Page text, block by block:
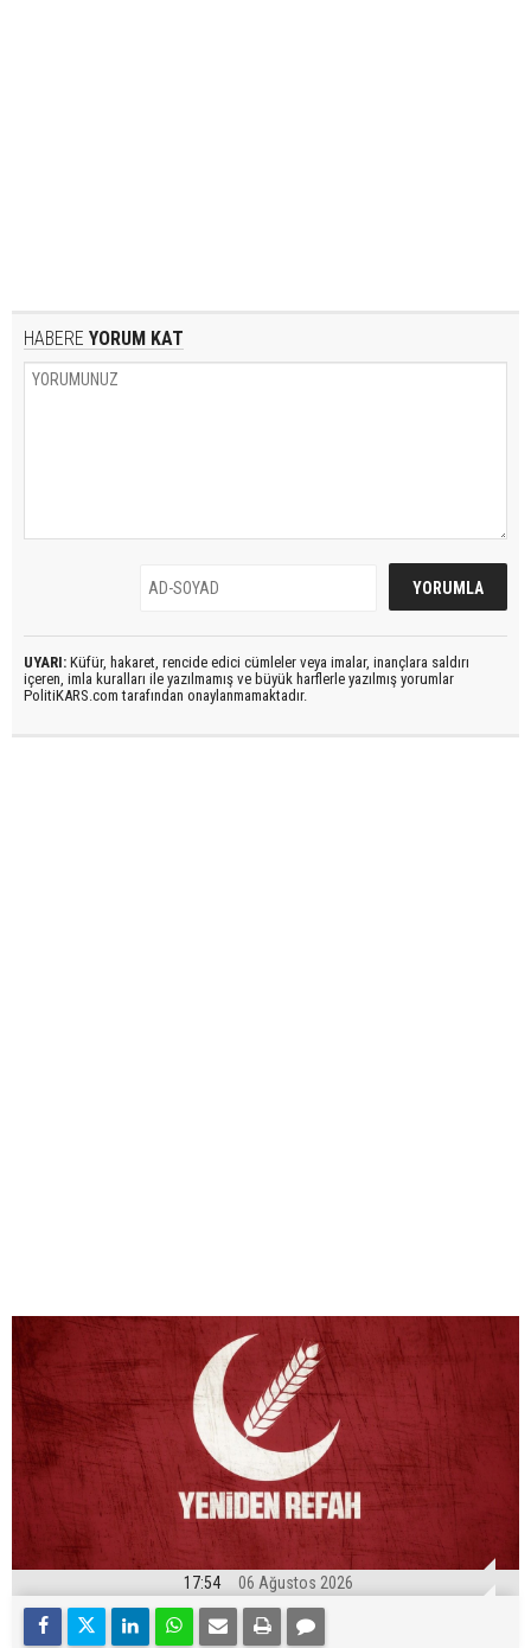
HABERE YORUM KAT
UYARI: Küfür, hakaret, rencide edici cümleler veya imalar, inançlara saldırı
içeren, imla kuralları ile yazılmamış ve büyük harflerle yazılmış yorumlar
PolitiKARS.com tarafından onaylanmamaktadır.
17:54 06 Ağustos 2026